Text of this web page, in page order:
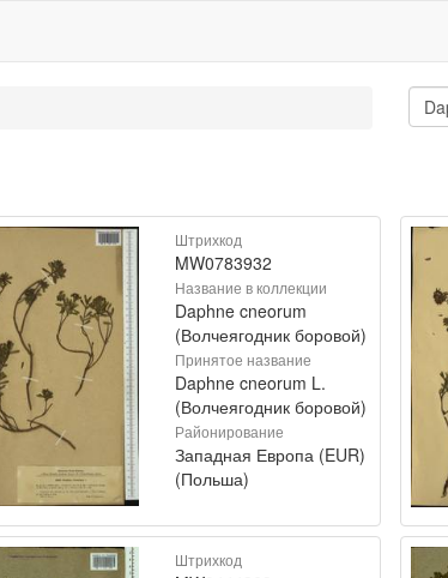
Штрихкод
MW0783932
Название в коллекции
Daphne cneorum
(Волчеягодник боровой)
Принятое название
Daphne cneorum L.
(Волчеягодник боровой)
Районирование
Западная Европа (EUR)
(Польша)
Штрихкод